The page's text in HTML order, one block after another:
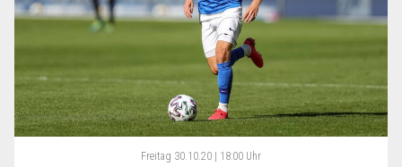
Freitag 30.10.20 | 18:00 Uhr